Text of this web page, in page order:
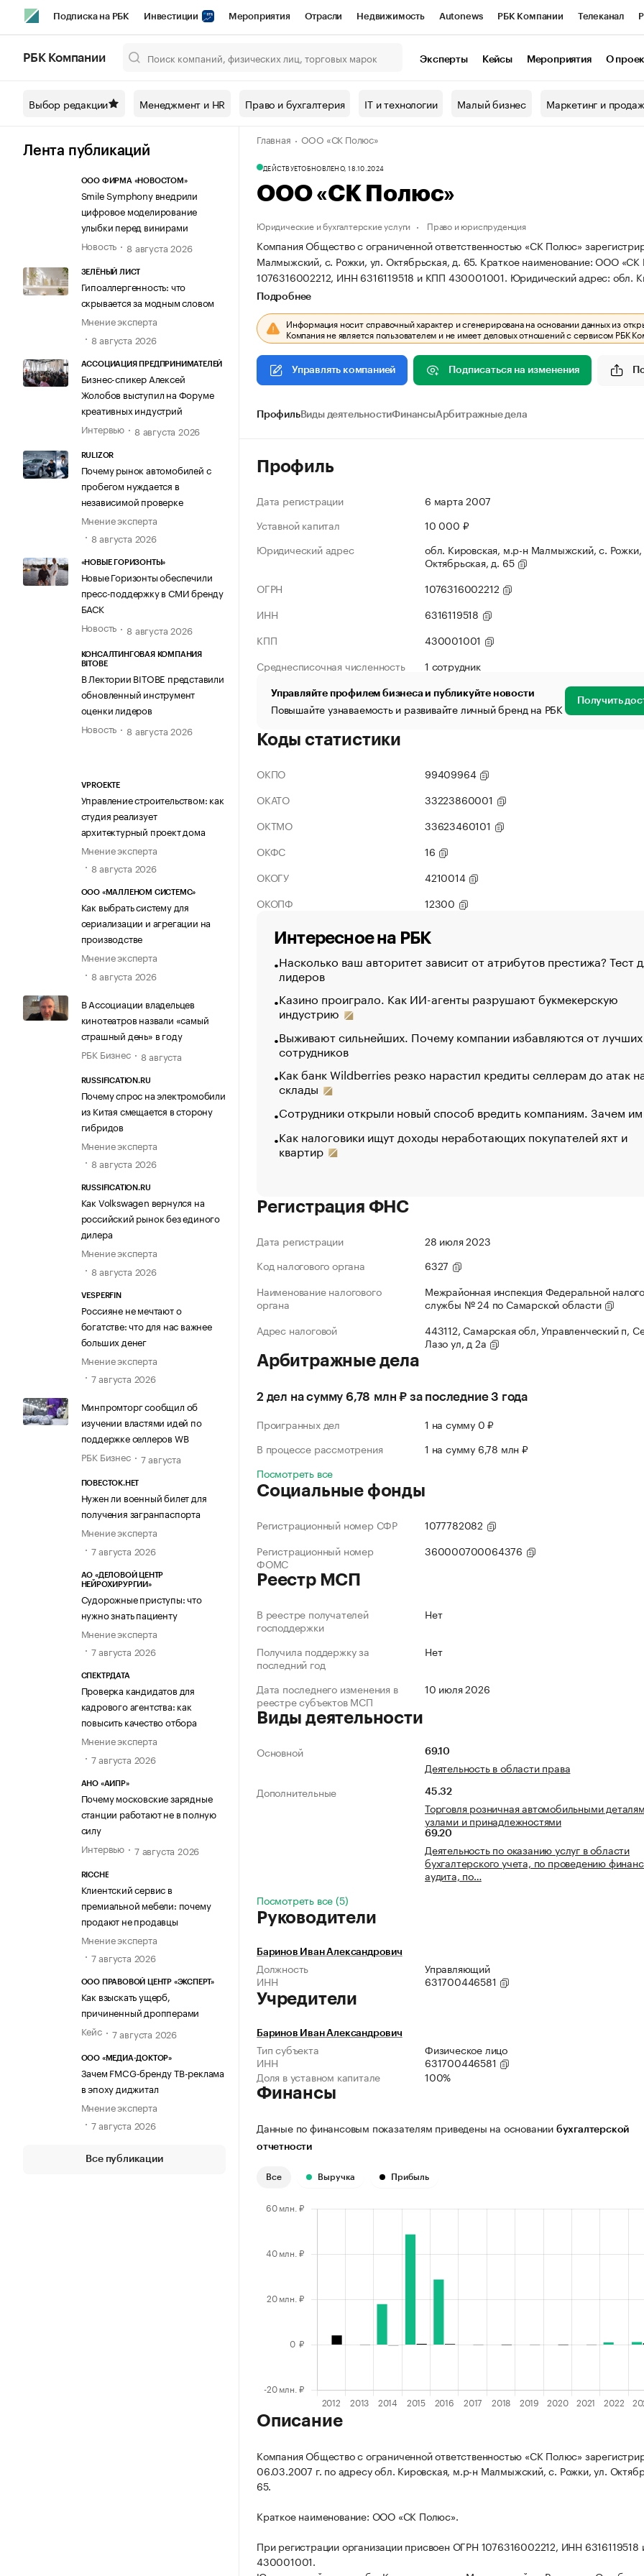
Подписка на РБК Инвестиции Мероприятия Отрасли Недвижимость Autonews РБК Компании Телеканал
Спецпроекты СПб Конференции СПб Спецпроекты Проверка контрагентов
Технологии и медиа Рынок наличной валюты
РБК Компании Эксперты Кейсы Мероприятия О
Выбор редакции Менеджмент и HR Право и бухгалтерия IT и технологии Малый бизнес Маркетинг и
Лента публикаций
ООО ФИРМА «НОВОСТОМ»
Smile Symphony внедрили
цифровое моделирование
улыбки перед винирами
Новость
8 августа 2026
ЗЕЛЁНЫЙ ЛИСТ
Гипоаллергенность: что
скрывается за модным словом
Мнение эксперта
8 августа 2026
АССОЦИАЦИЯ ПРЕДПРИНИМАТЕЛЕЙ
Бизнес-спикер Алексей
Жолобов выступил на Форуме
креативных индустрий
Интервью
8 августа 2026
RULIZOR
Почему рынок автомобилей с
пробегом нуждается в
независимой проверке
Мнение эксперта
8 августа 2026
«НОВЫЕ ГОРИЗОНТЫ»
Новые Горизонты обеспечили
пресс-поддержку в СМИ бренду
БАСК
Новость
8 августа 2026
КОНСАЛТИНГОВАЯ КОМПАНИЯ
BITOBE
В Лектории BITOBE представили
обновленный инструмент
оценки лидеров
Новость
8 августа 2026
VPROEKTE
Управление строительством: как
студия реализует
архитектурный проект дома
Мнение эксперта
8 августа 2026
ООО «МАЛЛЕНОМ СИСТЕМС»
Как выбрать систему для
сериализации и агрегации на
производстве
Мнение эксперта
8 августа 2026
В Ассоциации владельцев
кинотеатров назвали «самый
страшный день» в году
РБК Бизнес
8 августа
RUSSIFICATION.RU
Почему спрос на электромобили
из Китая смещается в сторону
гибридов
Мнение эксперта
8 августа 2026
RUSSIFICATION.RU
Как Volkswagen вернулся на
российский рынок без единого
дилера
Мнение эксперта
8 августа 2026
VESPERFIN
Россияне не мечтают о
богатстве: что для нас важнее
больших денег
Мнение эксперта
7 августа 2026
Минпромторг сообщил об
изучении властями идей по
поддержке селлеров WB
РБК Бизнес
7 августа
ПОВЕСТОК.НЕТ
Нужен ли военный билет для
получения загранпаспорта
Мнение эксперта
7 августа 2026
АО «ДЕЛОВОЙ ЦЕНТР
НЕЙРОХИРУРГИИ»
Судорожные приступы: что
нужно знать пациенту
Мнение эксперта
7 августа 2026
СПЕКТРДАТА
Проверка кандидатов для
кадрового агентства: как
повысить качество отбора
Мнение эксперта
7 августа 2026
АНО «АИПР»
Почему московские зарядные
станции работают не в полную
силу
Интервью
7 августа 2026
RICCHE
Клиентский сервис в
премиальной мебели: почему
продают не продавцы
Мнение эксперта
7 августа 2026
ООО ПРАВОВОЙ ЦЕНТР «ЭКСПЕРТ»
Как взыскать ущерб,
причиненный дропперами
Кейс
7 августа 2026
ООО «МЕДИА-ДОКТОР»
Зачем FMCG-бренду ТВ-реклама
в эпоху диджитал
Мнение эксперта
7 августа 2026
Все публикации
Главная ООО «СК Полюс»
ДЕЙСТВУЕТОБНОВЛЕНО, 18.10.2024
ООО «СК Полюс»
Юридические и бухгалтерские услуги Право и юриспруденция
Компания Общество с ограниченной ответственностью «СК Полюс»
Малмыжский, с. Рожки, ул. Октябрьская, д. 65. Краткое наименование: ООО «СК
1076316002212, ИНН 6316119518 и КПП 430001001. Юридический адрес: обл.
Подробнее
Информация носит справочный характер и сгенерирована на основании данных из
Компания не является пользователем и не имеет деловых отношений с сервисом РБК
Управлять компанией Подписаться на изменения
ПрофильВиды деятельностиФинансыАрбитражные дела
Профиль
Дата регистрации
6 марта 2007
Уставной капитал
10 000 ₽
Юридический адрес
обл. Кировская, м.р-н Малмыжский, с. Рожки,
Октябрьская, д. 65
ОГРН
1076316002212
ИНН
6316119518
КПП
430001001
Среднесписочная численность
1 сотрудник
Управляйте профилем бизнеса и публикуйте новости
Повышайте узнаваемость и развивайте личный бренд на РБК Получить
Коды статистики
ОКПО
99409964
ОКАТО
33223860001
ОКТМО
33623460101
ОКФС
16
ОКОГУ
4210014
ОКОПФ
12300
Интересное на РБК
Насколько ваш авторитет зависит от атрибутов престижа? Тест
лидеров
Казино проиграло. Как ИИ-агенты разрушают букмекерскую
индустрию
Выживают сильнейших. Почему компании избавляются от лучших
сотрудников
Как банк Wildberries резко нарастил кредиты селлерам до атак
склады
Сотрудники открыли новый способ вредить компаниям. Зачем
Как налоговики ищут доходы неработающих покупателей яхт и
квартир
Регистрация ФНС
Дата регистрации
28 июля 2023
Код налогового органа
6327
Наименование налогового
органа
Межрайонная инспекция Федеральной
службы № 24 по Самарской области
Адрес налоговой
443112, Самарская обл, Управленческий п,
Лазо ул, д 2а
Арбитражные дела
2 дел на сумму 6,78 млн ₽ за последние 3 года
Проигранных дел
1 на сумму 0 ₽
В процессе рассмотрения
1 на сумму 6,78 млн ₽
Посмотреть все
Социальные фонды
Регистрационный номер СФР
1077782082
Регистрационный номер
ФОМС
360000700064376
Реестр МСП
В реестре получателей
господдержки
Нет
Получила поддержку за
последний год
Нет
Дата последнего изменения в
реестре субъектов МСП
10 июля 2026
Виды деятельности
Основной 69.10
Деятельность в области права
Дополнительные
45.32
Торговля розничная автомобильными
узлами и принадлежностями
69.20
Деятельность по оказанию услуг в области
бухгалтерского учета, по проведению
аудита, по…
Посмотреть все (5)
Руководители
Баринов Иван Александрович
Должность
Управляющий
ИНН
631700446581
Учредители
Баринов Иван Александрович
Тип субъекта
Физическое лицо
ИНН
631700446581
Доля в уставном капитале
100%
Финансы
Данные по финансовым показателям приведены на основании бухгалтерской
отчетности
Все Выручка Прибыль
Описание
Компания Общество с ограниченной ответственностью «СК Полюс»
06.03.2007 г. по адресу обл. Кировская, м.р-н Малмыжский, с. Рожки, ул.
65.
Краткое наименование: ООО «СК Полюс».
При регистрации организации присвоен ОГРН 1076316002212, ИНН
430001001.